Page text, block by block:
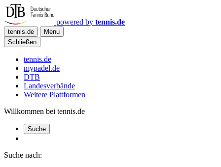
powered by tennis.de
tennis.de
Menu
Schließen
tennis.de
mypadel.de
DTB
Landesverbände
Weitere Plattformen
Willkommen bei tennis.de
Suche
Suche nach: